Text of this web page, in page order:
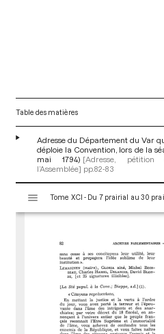
Table des matières
Adresse du Département du Var
déploie la Convention, lors de la
mai 1794) [Adresse,
l’Assemblée] pp.82-83
s